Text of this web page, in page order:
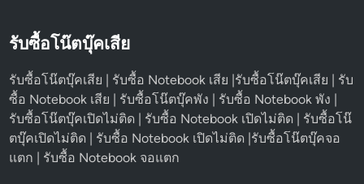
รับซื้อโน๊ตบุ๊คเสีย
รับซื้อโน๊ตบุ๊คเสีย | รับซื้อ Notebook เสีย |รับซื้อโน๊ตบุ๊คเสีย | รับ
ซื้อ Notebook เสีย | รับซื้อโน๊ตบุ๊คพัง | รับซื้อ Notebook พัง |
รับซื้อโน๊ตบุ๊คเปิดไม่ติด | รับซื้อ Notebook เปิดไม่ติด | รับซื้อโน๊
ตบุ๊คเปิดไม่ติด | รับซื้อ Notebook เปิดไม่ติด |รับซื้อโน๊ตบุ๊คจอ
แตก | รับซื้อ Notebook จอแตก